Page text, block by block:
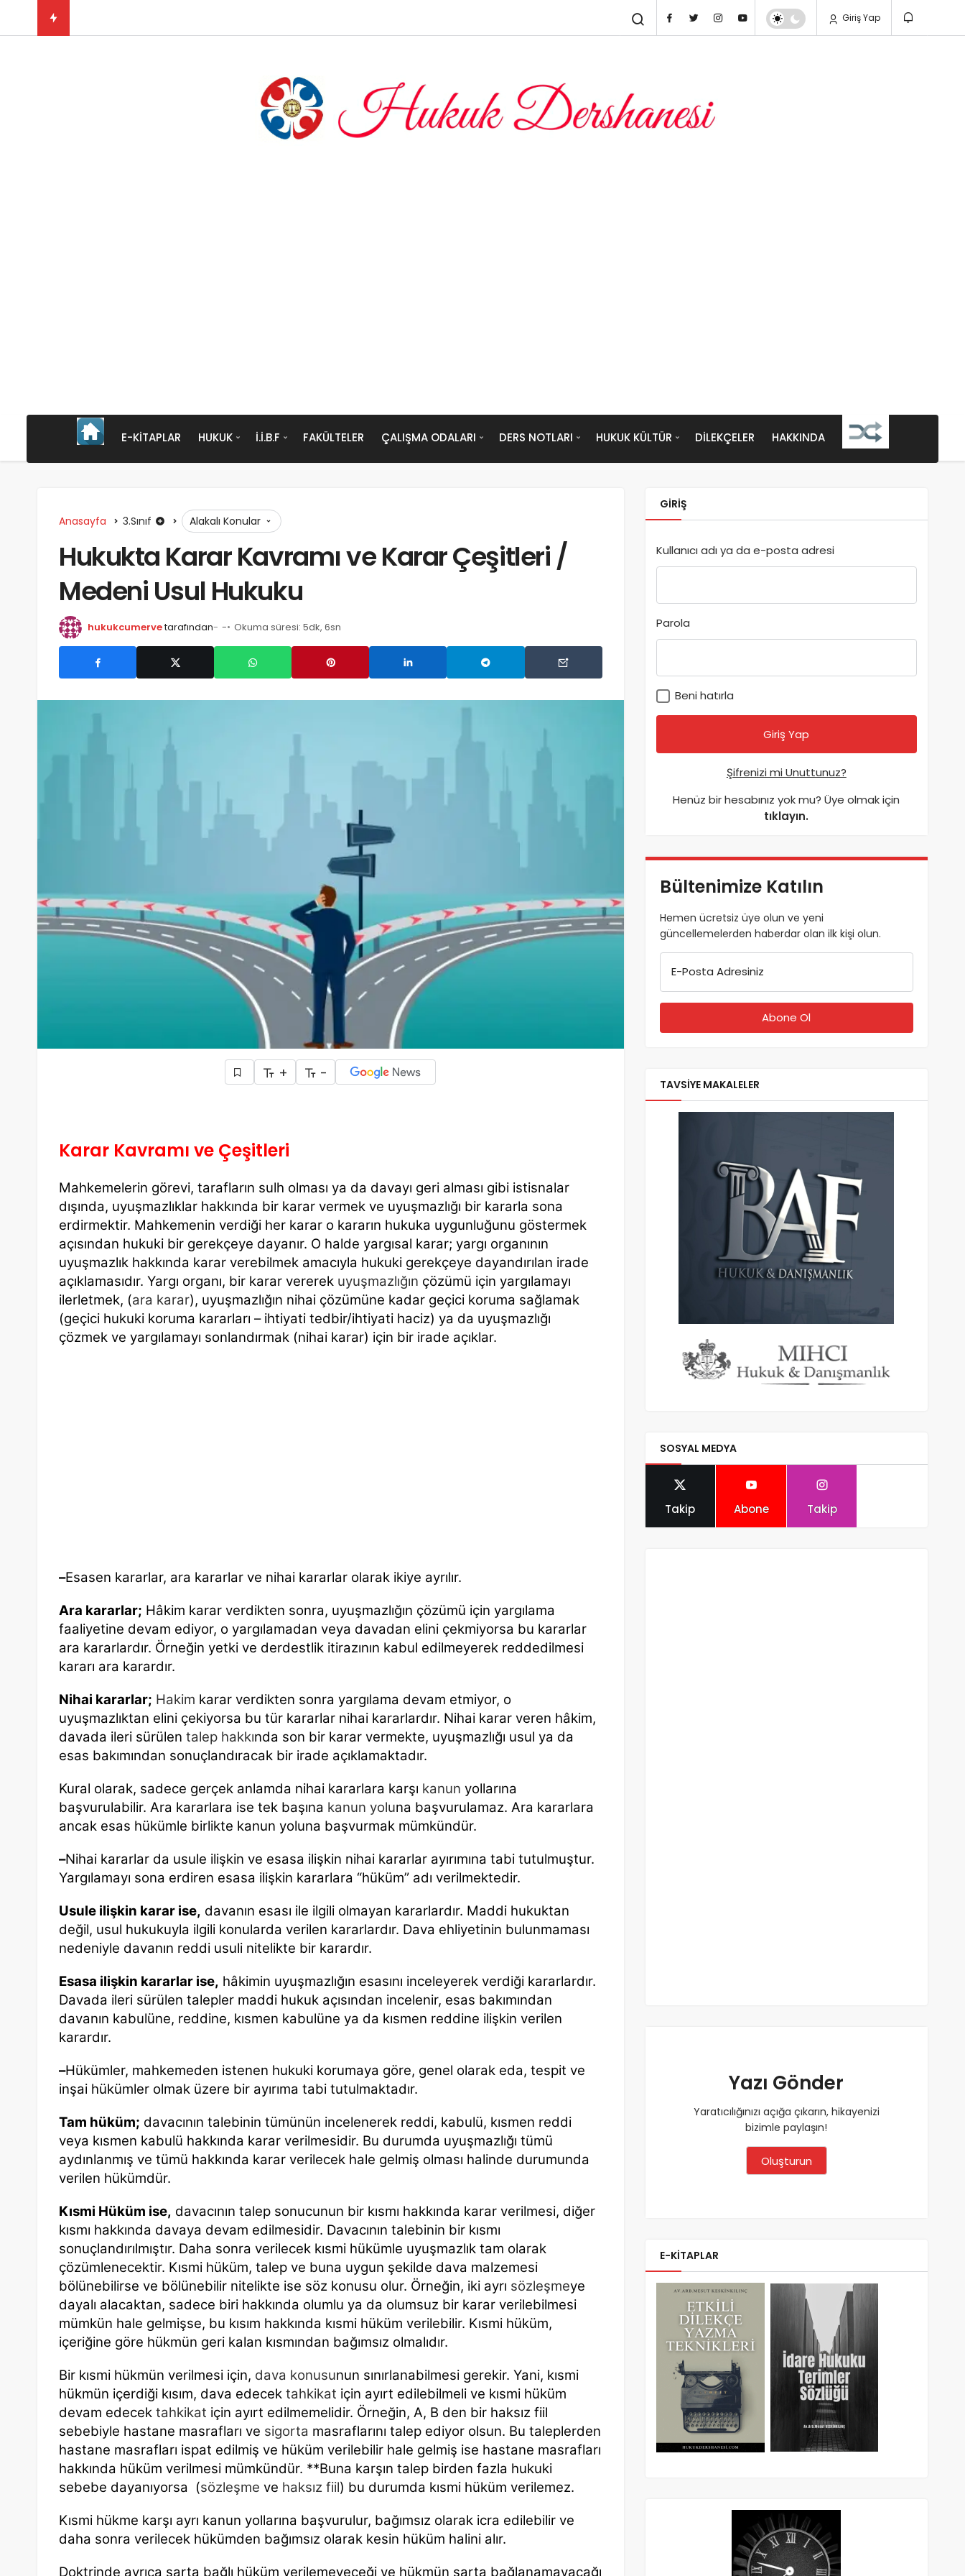
Giriş Yap
E-KITAPLAR HUKUK İ.İ.B.F FAKÜLTELER ÇALIŞMA ODALARI DERS NOTLARI HUKUK KÜLTÜR DILEKÇELER HAKKINDA
Anasayfa 3.Sınıf Alakalı Konular
Hukukta Karar Kavramı ve Karar Çeşitleri /
Medeni Usul Hukuku
hukukcumervetarafından - Okuma süresi: 5dk, 6sn
+ -
Karar Kavramı ve Çeşitleri
Mahkemelerin görevi, tarafların sulh olması ya da davayı geri alması gibi istisnalar
dışında, uyuşmazlıklar hakkında bir karar vermek ve uyuşmazlığı bir kararla sona
erdirmektir. Mahkemenin verdiği her karar o kararın hukuka uygunluğunu göstermek
açısından hukuki bir gerekçeye dayanır. O halde yargısal karar; yargı organının
uyuşmazlık hakkında karar verebilmek amacıyla hukuki gerekçeye dayandırılan irade
açıklamasıdır. Yargı organı, bir karar vererek uyuşmazlığın çözümü için yargılamayı
ilerletmek, (ara karar), uyuşmazlığın nihai çözümüne kadar geçici koruma sağlamak
(geçici hukuki koruma kararları – ihtiyati tedbir/ihtiyati haciz) ya da uyuşmazlığı
çözmek ve yargılamayı sonlandırmak (nihai karar) için bir irade açıklar.
–Esasen kararlar, ara kararlar ve nihai kararlar olarak ikiye ayrılır.
Ara kararlar; Hâkim karar verdikten sonra, uyuşmazlığın çözümü için yargılama
faaliyetine devam ediyor, o yargılamadan veya davadan elini çekmiyorsa bu kararlar
ara kararlardır. Örneğin yetki ve derdestlik itirazının kabul edilmeyerek reddedilmesi
kararı ara karardır.
Nihai kararlar; Hakim karar verdikten sonra yargılama devam etmiyor, o
uyuşmazlıktan elini çekiyorsa bu tür kararlar nihai kararlardır. Nihai karar veren hâkim,
davada ileri sürülen talep hakkında son bir karar vermekte, uyuşmazlığı usul ya da
esas bakımından sonuçlandıracak bir irade açıklamaktadır.
Kural olarak, sadece gerçek anlamda nihai kararlara karşı kanun yollarına
başvurulabilir. Ara kararlara ise tek başına kanun yoluna başvurulamaz. Ara kararlara
ancak esas hükümle birlikte kanun yoluna başvurmak mümkündür.
–Nihai kararlar da usule ilişkin ve esasa ilişkin nihai kararlar ayırımına tabi tutulmuştur.
Yargılamayı sona erdiren esasa ilişkin kararlara “hüküm” adı verilmektedir.
Usule ilişkin karar ise, davanın esası ile ilgili olmayan kararlardır. Maddi hukuktan
değil, usul hukukuyla ilgili konularda verilen kararlardır. Dava ehliyetinin bulunmaması
nedeniyle davanın reddi usuli nitelikte bir karardır.
Esasa ilişkin kararlar ise, hâkimin uyuşmazlığın esasını inceleyerek verdiği kararlardır.
Davada ileri sürülen talepler maddi hukuk açısından incelenir, esas bakımından
davanın kabulüne, reddine, kısmen kabulüne ya da kısmen reddine ilişkin verilen
karardır.
–Hükümler, mahkemeden istenen hukuki korumaya göre, genel olarak eda, tespit ve
inşai hükümler olmak üzere bir ayırıma tabi tutulmaktadır.
Tam hüküm; davacının talebinin tümünün incelenerek reddi, kabulü, kısmen reddi
veya kısmen kabulü hakkında karar verilmesidir. Bu durumda uyuşmazlığı tümü
aydınlanmış ve tümü hakkında karar verilecek hale gelmiş olması halinde durumunda
verilen hükümdür.
Kısmi Hüküm ise, davacının talep sonucunun bir kısmı hakkında karar verilmesi, diğer
kısmı hakkında davaya devam edilmesidir. Davacının talebinin bir kısmı
sonuçlandırılmıştır. Daha sonra verilecek kısmi hükümle uyuşmazlık tam olarak
çözümlenecektir. Kısmi hüküm, talep ve buna uygun şekilde dava malzemesi
bölünebilirse ve bölünebilir nitelikte ise söz konusu olur. Örneğin, iki ayrı sözleşmeye
dayalı alacaktan, sadece biri hakkında olumlu ya da olumsuz bir karar verilebilmesi
mümkün hale gelmişse, bu kısım hakkında kısmi hüküm verilebilir. Kısmi hüküm,
içeriğine göre hükmün geri kalan kısmından bağımsız olmalıdır.
Bir kısmi hükmün verilmesi için, dava konusunun sınırlanabilmesi gerekir. Yani, kısmi
hükmün içerdiği kısım, dava edecek tahkikat için ayırt edilebilmeli ve kısmi hüküm
devam edecek tahkikat için ayırt edilmemelidir. Örneğin, A, B den bir haksız fiil
sebebiyle hastane masrafları ve sigorta masraflarını talep ediyor olsun. Bu taleplerden
hastane masrafları ispat edilmiş ve hüküm verilebilir hale gelmiş ise hastane masrafları
hakkında hüküm verilmesi mümkündür. **Buna karşın talep birden fazla hukuki
sebebe dayanıyorsa (sözleşme ve haksız fiil) bu durumda kısmi hüküm verilemez.
Kısmi hükme karşı ayrı kanun yollarına başvurulur, bağımsız olarak icra edilebilir ve
daha sonra verilecek hükümden bağımsız olarak kesin hüküm halini alır.
Doktrinde ayrıca şarta bağlı hüküm verilemeyeceği ve hükmün şarta bağlanamayacağı
GIRIŞ
Kullanıcı adı ya da e-posta adresi
Parola
Beni hatırla
Şifrenizi mi Unuttunuz?
Henüz bir hesabınız yok mu? Üye olmak için
tıklayın.
Bültenimize Katılın
Hemen ücretsiz üye olun ve yeni
güncellemelerden haberdar olan ilk kişi olun.
E-Posta Adresiniz
TAVSİYE MAKALELER
SOSYAL MEDYA
Takip Abone Takip
Yazı Gönder
Yaratıcılığınızı açığa çıkarın, hikayenizi
bizimle paylaşın!
Oluşturun
E-KİTAPLAR